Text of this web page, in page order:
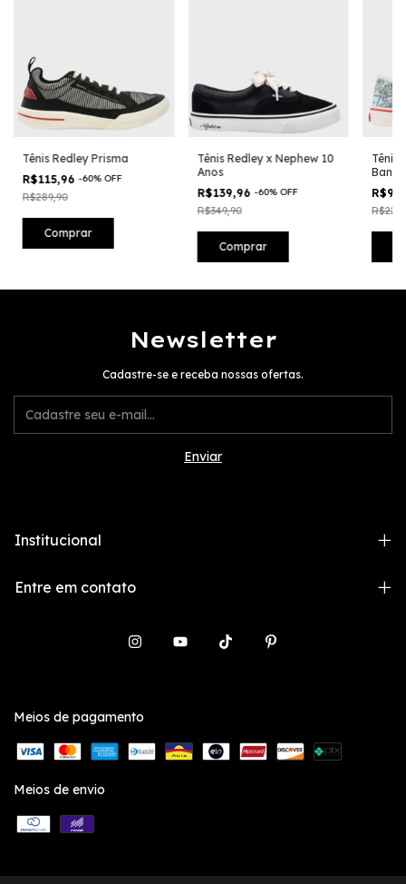
Tênis Redley Prisma
R$115,96-60% OFF
R$289,90
Comprar
Tênis Redley x Nephew 10
Anos
R$139,96-60% OFF
R$349,90
Comprar
Tênis
Newsletter
Cadastre-se e receba nossas ofertas.
Institucional
Entre em contato
Meios de pagamento
Meios de envio